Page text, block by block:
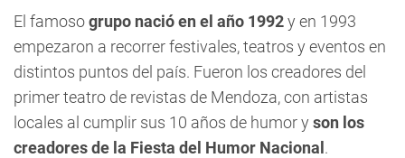
El famosogrupo nació en el año 1992y en 1993
empezaron a recorrer festivales, teatros y eventos en
distintos puntos del país. Fueron los creadores del
primer teatro de revistas de Mendoza, con artistas
locales al cumplir sus 10 años de humor y son los
creadores de la Fiesta del Humor Nacional .